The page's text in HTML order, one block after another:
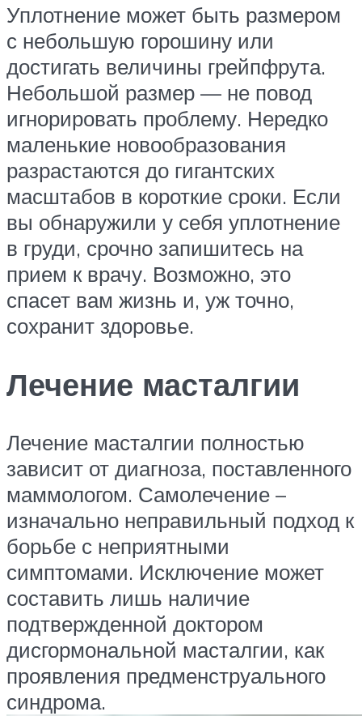
Уплотнение может быть размером
с небольшую горошину или
достигать величины грейпфрута.
Небольшой размер — не повод
игнорировать проблему. Нередко
маленькие новообразования
разрастаются до гигантских
масштабов в короткие сроки. Если
вы обнаружили у себя уплотнение
в груди, срочно запишитесь на
прием к врачу. Возможно, это
спасет вам жизнь и, уж точно,
сохранит здоровье.
Лечение масталгии
Лечение масталгии полностью
зависит от диагноза, поставленного
маммологом. Самолечение –
изначально неправильный подход к
борьбе с неприятными
симптомами. Исключение может
составить лишь наличие
подтвержденной доктором
дисгормональной масталгии, как
проявления предменструального
синдрома.